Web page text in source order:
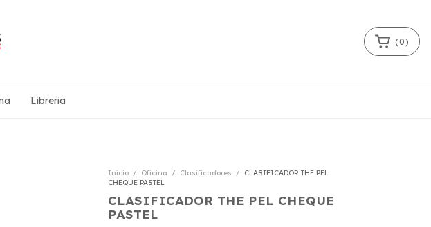
(0)
Libreria
Inicio / Oficina / Clasificadores /
CLASIFICADOR THE PEL
CHEQUE PASTEL
CLASIFICADOR THE PEL CHEQUE
PASTEL